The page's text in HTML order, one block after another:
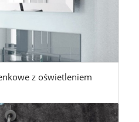
z oświetleniem